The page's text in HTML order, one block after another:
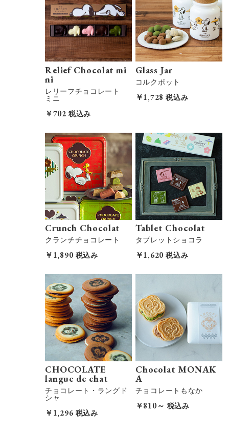
Relief Chocolat mi
ni
レリーフチョコレート
ミニ
￥702 税込み
Glass Jar
コルクポット
￥1,728 税込み
Crunch Chocolat
クランチチョコレート
￥1,890 税込み
Tablet Chocolat
タブレットショコラ
￥1,620 税込み
CHOCOLATE
langue de chat
チョコレート・ラングド
シャ
￥1,296 税込み
Chocolat MONAK
A
チョコレートもなか
￥810～ 税込み